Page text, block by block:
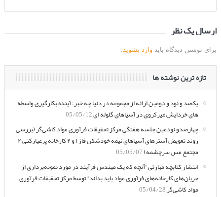
ارسال یک نظر
برای نوشتن دیدگاه باید وارد بشوید.
تازه ترین نوشته ها
یکصد و نود و دومین ارائه از مجموعه در دنیا چه خبر: آینده بکارگیری واسطه
های خردایش غیرکروی در آسیاهای گلوله ای05/05/12
چهارصدو نودمین جلسه هفتگی مرکز تحقیقات فرآوری مواد کاشی‌گر (بررسی
روند تعویض آسترهای آسیاهای نیمه خودشکن فاز ۱ و ۲ کارخانه پرعیارکنی ۲
مجتمع مس سرچشمه)05/05/07
انتشار کتابچه مهارتی “آنچه که یک مهندس فرآیند در مورد نمونه‌برداری از
جریان‌های کارخانه‌های فرآوری مواد باید بداند” توسط مرکز تحقیقات فرآوری
مواد کاشی‌گر05/04/28